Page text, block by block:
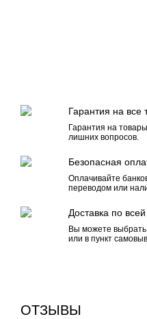
Гарантия на все
Гарантия на
лишних вопросов.
Безопасная
Оплачивайте
переводом или
Доставка по
Вы можете выбрать
или в пункт
ОТЗЫВЫ